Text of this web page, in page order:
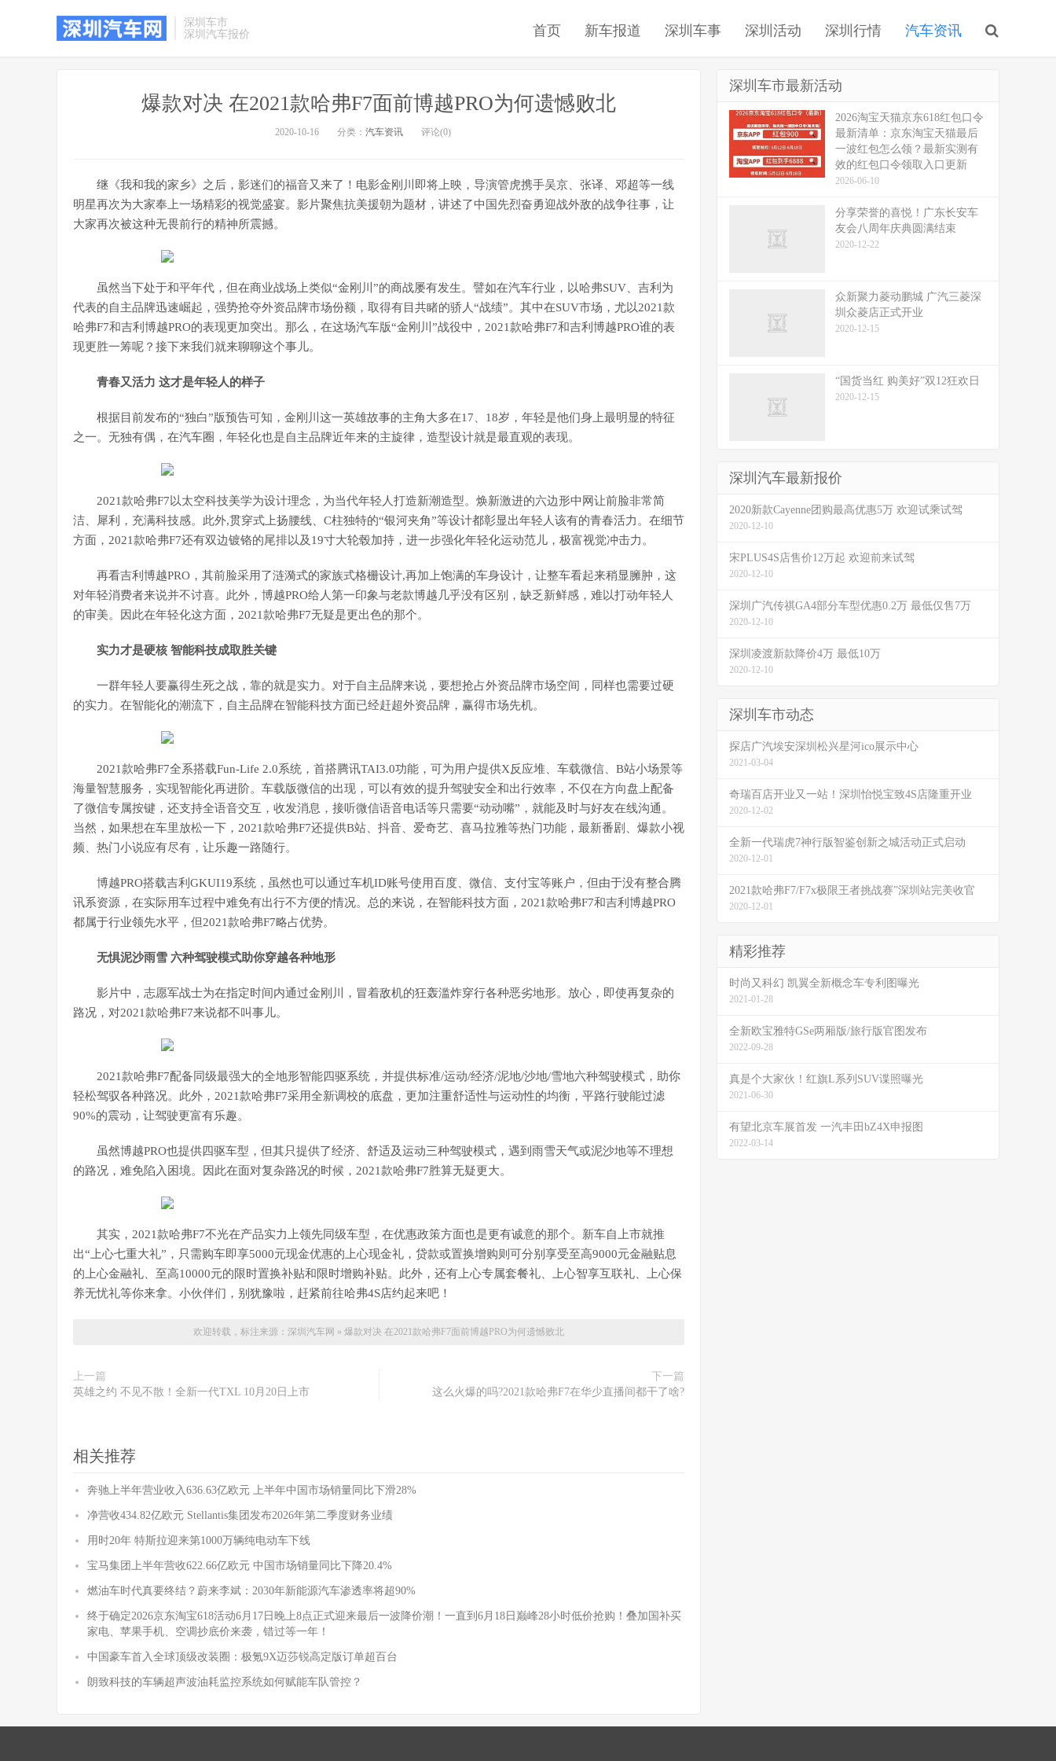
深圳车市
深圳汽车报价
首页 新车报道 深圳车事 深圳活动 深圳行情 汽车资讯
爆款对决 在2021款哈弗F7面前博越PRO为何遗憾败北
2020-10-16 分类： 汽车资讯 评论(0)
继《我和我的家乡》之后，影迷们的福音又来了！电影金刚川即将上映，导演管虎携手吴京、张译、邓超等一线
明星再次为大家奉上一场精彩的视觉盛宴。影片聚焦抗美援朝为题材，讲述了中国先烈奋勇迎战外敌的战争往事，让
大家再次被这种无畏前行的精神所震撼。
虽然当下处于和平年代，但在商业战场上类似“金刚川”的商战屡有发生。譬如在汽车行业，以哈弗SUV、吉利为
代表的自主品牌迅速崛起，强势抢夺外资品牌市场份额，取得有目共睹的骄人“战绩”。其中在SUV市场，尤以2021款
哈弗F7和吉利博越PRO的表现更加突出。那么，在这场汽车版“金刚川”战役中，2021款哈弗F7和吉利博越PRO谁的表
现更胜一筹呢？接下来我们就来聊聊这个事儿。
青春又活力 这才是年轻人的样子
根据目前发布的“独白”版预告可知，金刚川这一英雄故事的主角大多在17、18岁，年轻是他们身上最明显的特征
之一。无独有偶，在汽车圈，年轻化也是自主品牌近年来的主旋律，造型设计就是最直观的表现。
2021款哈弗F7以太空科技美学为设计理念，为当代年轻人打造新潮造型。焕新激进的六边形中网让前脸非常简
洁、犀利，充满科技感。此外,贯穿式上扬腰线、C柱独特的“银河夹角”等设计都彰显出年轻人该有的青春活力。在细节
方面，2021款哈弗F7还有双边镀铬的尾排以及19寸大轮毂加持，进一步强化年轻化运动范儿，极富视觉冲击力。
再看吉利博越PRO，其前脸采用了涟漪式的家族式格栅设计,再加上饱满的车身设计，让整车看起来稍显臃肿，这
对年轻消费者来说并不讨喜。此外，博越PRO给人第一印象与老款博越几乎没有区别，缺乏新鲜感，难以打动年轻人
的审美。因此在年轻化这方面，2021款哈弗F7无疑是更出色的那个。
实力才是硬核 智能科技成取胜关键
一群年轻人要赢得生死之战，靠的就是实力。对于自主品牌来说，要想抢占外资品牌市场空间，同样也需要过硬
的实力。在智能化的潮流下，自主品牌在智能科技方面已经赶超外资品牌，赢得市场先机。
2021款哈弗F7全系搭载Fun-Life 2.0系统，首搭腾讯TAI3.0功能，可为用户提供X反应堆、车载微信、B站小场景等
海量智慧服务，实现智能化再进阶。车载版微信的出现，可以有效的提升驾驶安全和出行效率，不仅在方向盘上配备
了微信专属按键，还支持全语音交互，收发消息，接听微信语音电话等只需要“动动嘴”，就能及时与好友在线沟通。
当然，如果想在车里放松一下，2021款哈弗F7还提供B站、抖音、爱奇艺、喜马拉雅等热门功能，最新番剧、爆款小视
频、热门小说应有尽有，让乐趣一路随行。
博越PRO搭载吉利GKUI19系统，虽然也可以通过车机ID账号使用百度、微信、支付宝等账户，但由于没有整合腾
讯系资源，在实际用车过程中难免有出行不方便的情况。总的来说，在智能科技方面，2021款哈弗F7和吉利博越PRO
都属于行业领先水平，但2021款哈弗F7略占优势。
无惧泥沙雨雪 六种驾驶模式助你穿越各种地形
影片中，志愿军战士为在指定时间内通过金刚川，冒着敌机的狂轰滥炸穿行各种恶劣地形。放心，即使再复杂的
路况，对2021款哈弗F7来说都不叫事儿。
2021款哈弗F7配备同级最强大的全地形智能四驱系统，并提供标准/运动/经济/泥地/沙地/雪地六种驾驶模式，助你
轻松驾驭各种路况。此外，2021款哈弗F7采用全新调校的底盘，更加注重舒适性与运动性的均衡，平路行驶能过滤
90%的震动，让驾驶更富有乐趣。
虽然博越PRO也提供四驱车型，但其只提供了经济、舒适及运动三种驾驶模式，遇到雨雪天气或泥沙地等不理想
的路况，难免陷入困境。因此在面对复杂路况的时候，2021款哈弗F7胜算无疑更大。
其实，2021款哈弗F7不光在产品实力上领先同级车型，在优惠政策方面也是更有诚意的那个。新车自上市就推
出“上心七重大礼”，只需购车即享5000元现金优惠的上心现金礼，贷款或置换增购则可分别享受至高9000元金融贴息
的上心金融礼、至高10000元的限时置换补贴和限时增购补贴。此外，还有上心专属套餐礼、上心智享互联礼、上心保
养无忧礼等你来拿。小伙伴们，别犹豫啦，赶紧前往哈弗4S店约起来吧！
欢迎转载，标注来源： 深圳汽车网 » 爆款对决 在2021款哈弗F7面前博越PRO为何遗憾败北
上一篇
英雄之约 不见不散！全新一代TXL 10月20日上市
下一篇
这么火爆的吗?2021款哈弗F7在华少直播间都干了啥?
相关推荐
奔驰上半年营业收入636.63亿欧元 上半年中国市场销量同比下滑28%
净营收434.82亿欧元 Stellantis集团发布2026年第二季度财务业绩
用时20年 特斯拉迎来第1000万辆纯电动车下线
宝马集团上半年营收622.66亿欧元 中国市场销量同比下降20.4%
燃油车时代真要终结？蔚来李斌：2030年新能源汽车渗透率将超90%
终于确定2026京东淘宝618活动6月17日晚上8点正式迎来最后一波降价潮！一直到6月18日巅峰28小时低价抢购！叠加国补买
家电、苹果手机、空调抄底价来袭，错过等一年！
中国豪车首入全球顶级改装圈：极氪9X迈莎锐高定版订单超百台
朗致科技的车辆超声波油耗监控系统如何赋能车队管控？
深圳车市最新活动
2026淘宝天猫京东618红包口令
最新清单：京东淘宝天猫最后
一波红包怎么领？最新实测有
效的红包口令领取入口更新
2026-06-10
分享荣誉的喜悦！广东长安车
友会八周年庆典圆满结束
2020-12-22
众新聚力菱动鹏城 广汽三菱深
圳众菱店正式开业
2020-12-15
“国货当红 购美好”双12狂欢日
2020-12-15
深圳汽车最新报价
2020新款Cayenne团购最高优惠5万 欢迎试乘试驾
2020-12-10
宋PLUS4S店售价12万起 欢迎前来试驾
2020-12-10
深圳广汽传祺GA4部分车型优惠0.2万 最低仅售7万
2020-12-10
深圳凌渡新款降价4万 最低10万
2020-12-10
深圳车市动态
探店广汽埃安深圳松兴星河ico展示中心
2021-03-04
奇瑞百店开业又一站！深圳怡悦宝致4S店隆重开业
2020-12-02
全新一代瑞虎7神行版智鉴创新之城活动正式启动
2020-12-01
2021款哈弗F7/F7x极限王者挑战赛”深圳站完美收官
2020-12-01
精彩推荐
时尚又科幻 凯翼全新概念车专利图曝光
2021-01-28
全新欧宝雅特GSe两厢版/旅行版官图发布
2022-09-28
真是个大家伙！红旗L系列SUV谍照曝光
2021-06-30
有望北京车展首发 一汽丰田bZ4X申报图
2022-03-14